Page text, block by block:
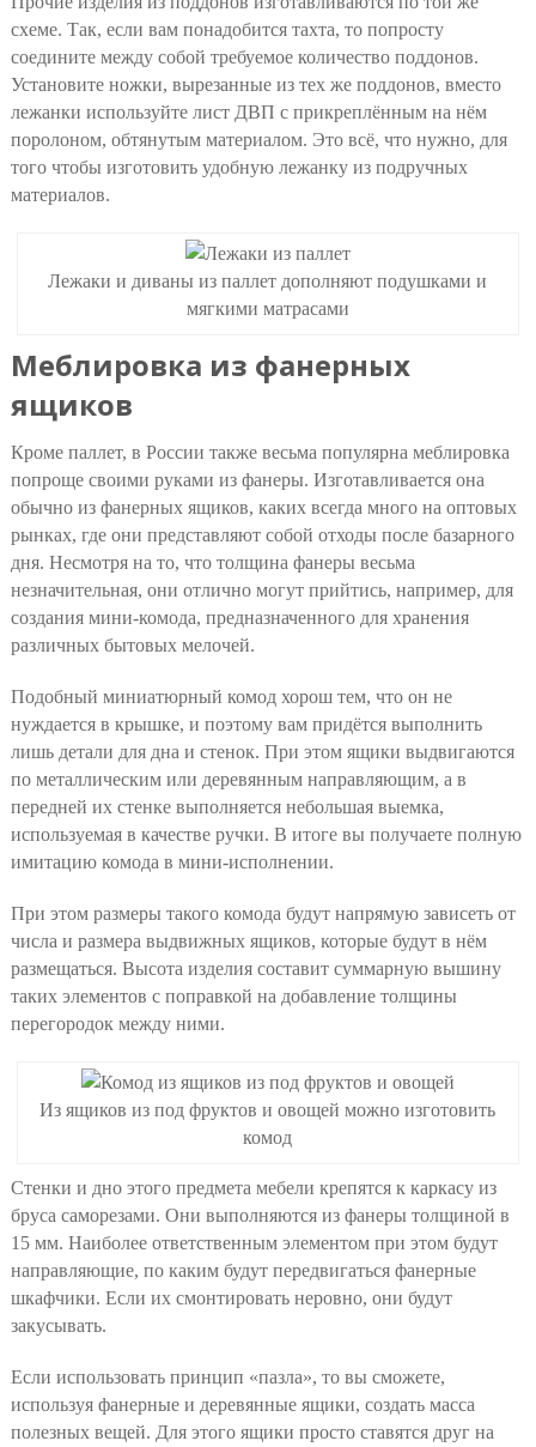
схеме. Так, если вам понадобится тахта, то попросту
соедините между собой требуемое количество поддонов.
Установите ножки, вырезанные из тех же поддонов, вместо
лежанки используйте лист ДВП с прикреплённым на нём
поролоном, обтянутым материалом. Это всё, что нужно, для
того чтобы изготовить удобную лежанку из подручных
материалов.
Лежаки и диваны из паллет дополняют подушками и
мягкими матрасами
Меблировка из фанерных
ящиков
Кроме паллет, в России также весьма популярна меблировка
попроще своими руками из фанеры. Изготавливается она
обычно из фанерных ящиков, каких всегда много на оптовых
рынках, где они представляют собой отходы после базарного
дня. Несмотря на то, что толщина фанеры весьма
незначительная, они отлично могут прийтись, например, для
создания мини-комода, предназначенного для хранения
различных бытовых мелочей.
Подобный миниатюрный комод хорош тем, что он не
нуждается в крышке, и поэтому вам придётся выполнить
лишь детали для дна и стенок. При этом ящики выдвигаются
по металлическим или деревянным направляющим, а в
передней их стенке выполняется небольшая выемка,
используемая в качестве ручки. В итоге вы получаете полную
имитацию комода в мини-исполнении.
При этом размеры такого комода будут напрямую зависеть от
числа и размера выдвижных ящиков, которые будут в нём
размещаться. Высота изделия составит суммарную вышину
таких элементов с поправкой на добавление толщины
перегородок между ними.
Из ящиков из под фруктов и овощей можно изготовить
комод
Стенки и дно этого предмета мебели крепятся к каркасу из
бруса саморезами. Они выполняются из фанеры толщиной в
15 мм. Наиболее ответственным элементом при этом будут
направляющие, по каким будут передвигаться фанерные
шкафчики. Если их смонтировать неровно, они будут
закусывать.
Если использовать принцип «пазла», то вы сможете,
используя фанерные и деревянные ящики, создать масса
полезных вещей. Для этого ящики просто ставятся друг на